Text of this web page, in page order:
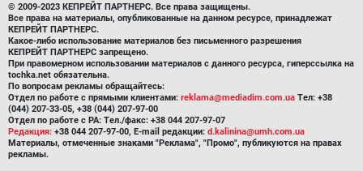
© 2009-2023 КЕПРЕЙТ ПАРТНЕРС. Все права защищены.
Все права на материалы, опубликованные на данном ресурсе, принадлежат
КЕПРЕЙТ ПАРТНЕРС.
Какое-либо использование материалов без письменного разрешения
КЕПРЕЙТ ПАРТНЕРС запрещено.
При правомерном использовании материалов с данного ресурса, гиперссылка на
tochka.net обязательна.
По вопросам рекламы обращайтесь:
Отдел по работе с прямыми клиентами: reklama@mediadim.com.ua Тел: +38
(044) 207-33-05, +38 (044) 207-97-00
Отдел по работе с РА: Тел./факс: +38 044 207-97-07
Редакция: +38 044 207-97-00, E-mail редакции: d.kalinina@umh.com.ua
Материалы, отмеченные знаками "Реклама", "Промо", публикуются на правах
рекламы.